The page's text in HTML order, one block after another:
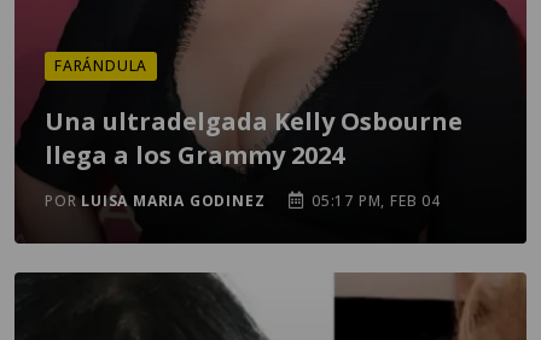
FARÁNDULA
Una ultradelgada Kelly Osbourne
llega a los Grammy 2024
PORLUISA MARIA GODINEZ 05:17 PM, FEB 04